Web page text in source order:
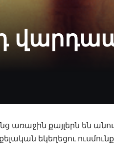
առաջին քայլերն են
եկեղեցու